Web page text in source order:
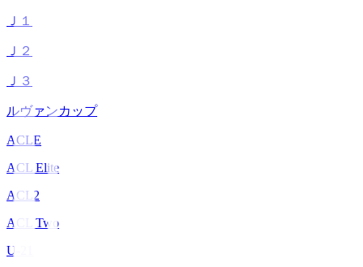
Ｊ１
Ｊ２
Ｊ３
ルヴァンカップ
ACLE
ACL Elite
ACL2
ACL Two
U-21